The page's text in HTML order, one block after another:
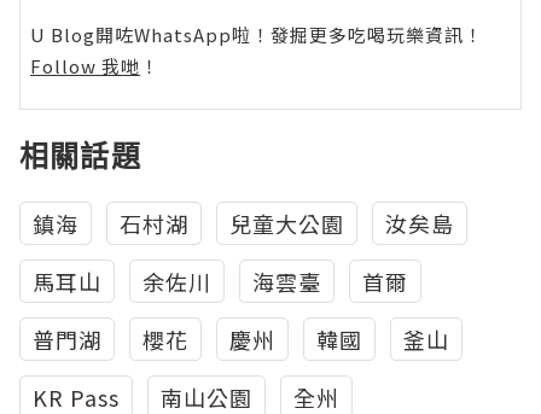
U Blog開咗WhatsApp啦！發掘更多吃喝玩樂資訊！
Follow 我哋 ！
相關話題
鎮海 石村湖 兒童大公園
汝矣島
馬耳山
余佐川 海雲臺
首爾
普門湖
櫻花 慶州 韓國
釜山
KR Pass
南山公園 全州